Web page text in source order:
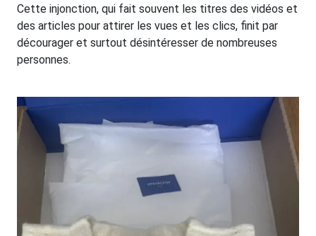
Cette injonction, qui fait souvent les titres des vidéos et
des articles pour attirer les vues et les clics, finit par
décourager et surtout désintéresser de nombreuses
personnes.